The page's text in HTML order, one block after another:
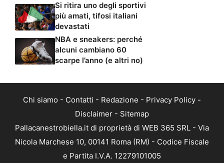
Si ritira uno degli sportivi
più amati, tifosi italiani
devastati
NBA e sneakers: perché
alcuni cambiano 60
scarpe l’anno (e altri no)
Chi siamo - Contatti - Redazione - Privacy Policy -
Disclaimer - Sitemap
Pallacanestrobiella.it di proprietà di WEB 365 SRL - Via
Nicola Marchese 10, 00141 Roma (RM) - Codice Fiscale
e Partita I.V.A. 12279101005